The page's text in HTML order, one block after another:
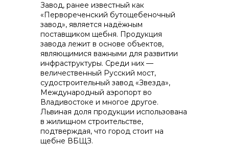
контакты отдела закупок
Контакты
Завод, ранее известный как
«Первореченский бутощебеночный
завод», является надёжным
поставщиком щебня. Продукция
завода лежит в основе объектов,
являющимися важными для развитии
инфраструктуры. Среди них —
величественный Русский мост,
судостроительный завод «Звезда»,
Международный аэропорт во
Владивостоке и многое другое.
Львиная доля продукции использована
в жилищном строительстве,
подтверждая, что город стоит на
щебне ВБЩЗ.